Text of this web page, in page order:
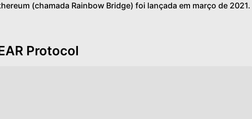
(chamada Rainbow Bridge) foi lançada em março de 2021.
Protocol